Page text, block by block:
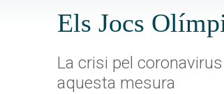
Els Jocs
La crisi pel
aquesta mesura